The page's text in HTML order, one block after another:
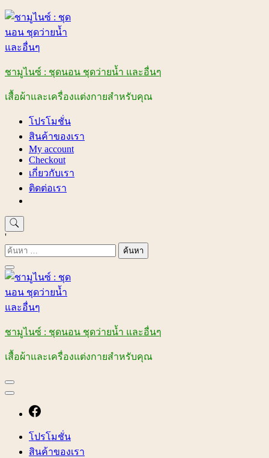
Skip
content
ชามูไนซ์ : ชุดนอน ชุดว่ายน้ำ และอื่นๆ
เสื้อผ้าและเครื่องแต่งกายสำหรับคุณ
โปรโมชั่น
สินค้าของเรา
My account
Checkout
เกี่ยวกับเรา
ติดต่อเรา
'
ค้นหา
สำหรับ:
ชามูไนซ์ : ชุดนอน ชุดว่ายน้ำ และอื่นๆ
เสื้อผ้าและเครื่องแต่งกายสำหรับคุณ
โปรโมชั่น
สินค้าของเรา